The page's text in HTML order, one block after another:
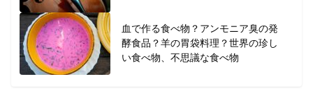
血で作る食べ物？アンモニア臭の発
酵食品？羊の胃袋料理？世界の珍し
い食べ物、不思議な食べ物